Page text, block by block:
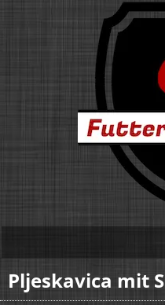
Pljeskavica mit